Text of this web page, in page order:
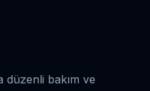
düzenli bakım ve